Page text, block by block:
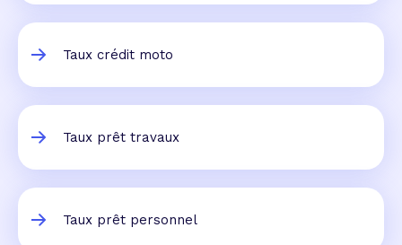
Taux crédit moto
Taux prêt travaux
Taux prêt personnel